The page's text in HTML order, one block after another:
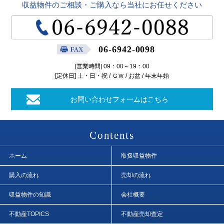
収益物件のご相談・ご購入なら当社にお任せください
06-6942-0098
[営業時間] 09：00～19：00
[定休日] 土・日・祝 / ＧＷ / お盆 / 年末年始
お問い合わせフォームはこちら
Contents
ホーム 取扱収益物件
購入の流れ 売却の流れ
収益物件の知識 会社概要
不動産TOPICS 不動産売却査定